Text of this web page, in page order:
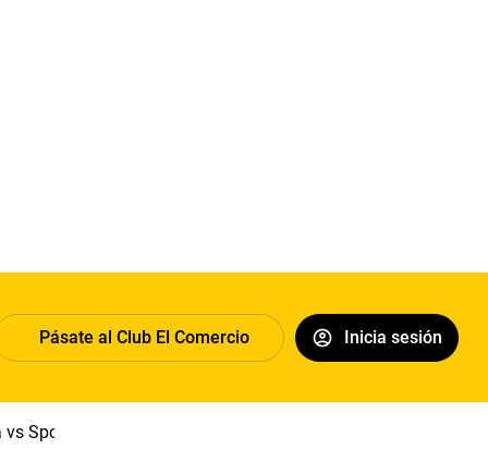
Pásate al Club El Comercio Inicia sesión
Sport Boys